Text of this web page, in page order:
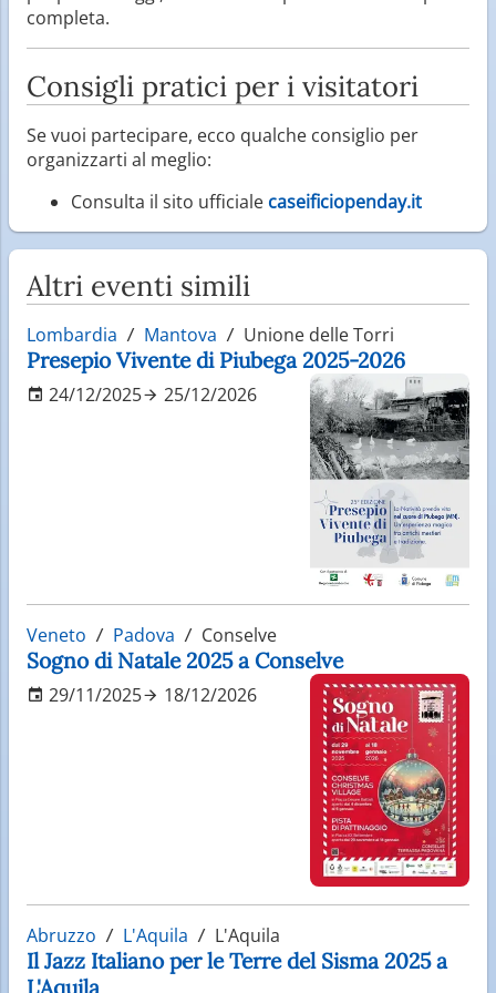
completa.
Consigli pratici per i visitatori
Se vuoi partecipare, ecco qualche consiglio per
organizzarti al meglio:
Consulta il sito ufficiale caseificiopenday.it
Altri eventi simili
Lombardia Mantova Unione delle Torri
Presepio Vivente di Piubega 2025-2026
24/12/2025 25/12/2026
Veneto Padova Conselve
Sogno di Natale 2025 a Conselve
29/11/2025 18/12/2026
Abruzzo L'Aquila L'Aquila
Il Jazz Italiano per le Terre del Sisma 2025 a
L'Aquila